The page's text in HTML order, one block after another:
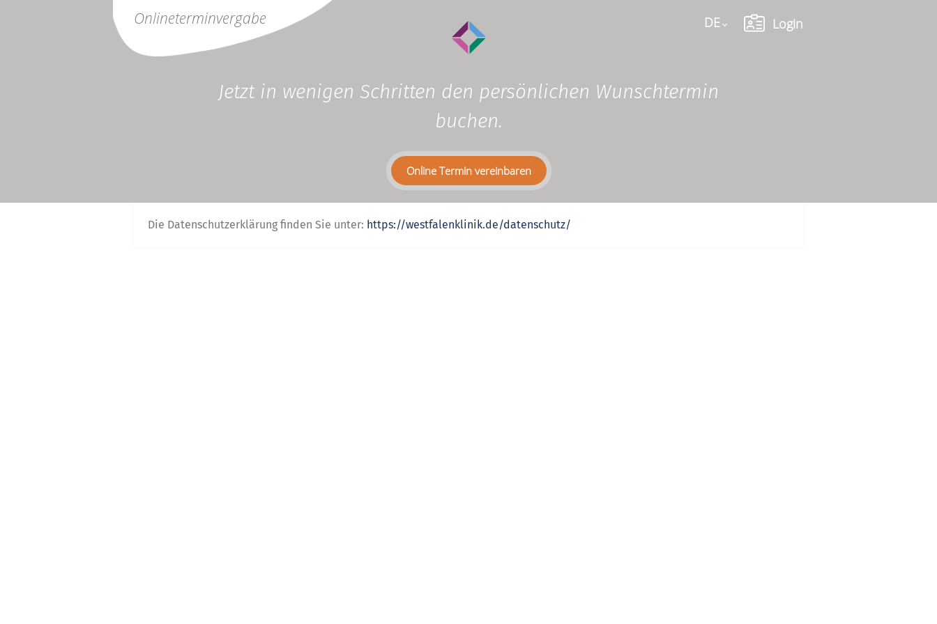
Onlineterminvergabe
Jetzt in wenigen Schritten den persönlichen Wunschtermin
buchen.
Online Termin vereinbaren
DE Language Login
Die Datenschutzerklärung finden Sie unter: https://westfalenklinik.de/datenschutz/